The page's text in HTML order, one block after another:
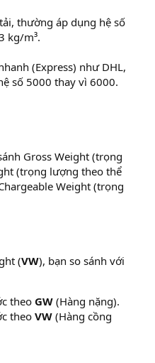
thường áp dụng hệ số
kg/m³.
(Express) như DHL,
số 5000 thay vì 6000.
Gross Weight (trọng
(trọng lượng theo thể
Weight (trọng
(VW), bạn so sánh với
theo GW (Hàng nặng).
theoVW (Hàng cồng